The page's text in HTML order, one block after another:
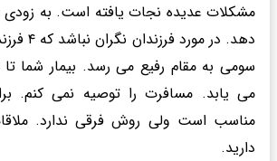
مشکلات عدیده نجات یافته است. به
دهد. در
سومی به مقام رفیع می رسد. بیمار شما تا
می یابد. مسافرت را توصیه نمی کنم.
مناسب است ولی روش فرقی ندارد.
دارید.